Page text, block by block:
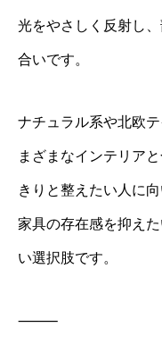
光をやさしく反射し
合いです。
ナチュラル系や北欧
まざまなインテリア
きりと整えたい人に向
家具の存在感を抑え
い選択肢です。
⸻